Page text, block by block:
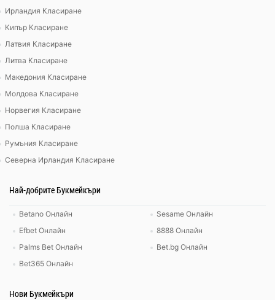
Ирландия Класиране
Кипър Класиране
Латвия Класиране
Литва Класиране
Македония Класиране
Молдова Класиране
Норвегия Класиране
Полша Класиране
Румъния Класиране
Северна Ирландия Класиране
Най-добрите Букмейкъри
Betano Онлайн
Efbet Онлайн
Palms Bet Онлайн
Bet365 Онлайн
Sesame Онлайн
8888 Онлайн
Bet.bg Онлайн
Нови Букмейкъри